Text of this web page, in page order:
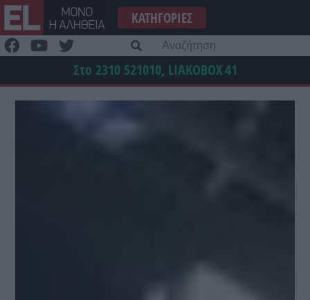
Μετάβαση
στο
περιεχόμενο
ΚΑΤΗΓΟΡΊΕΣ
Στο 2310 521010, LIAKOBOX41